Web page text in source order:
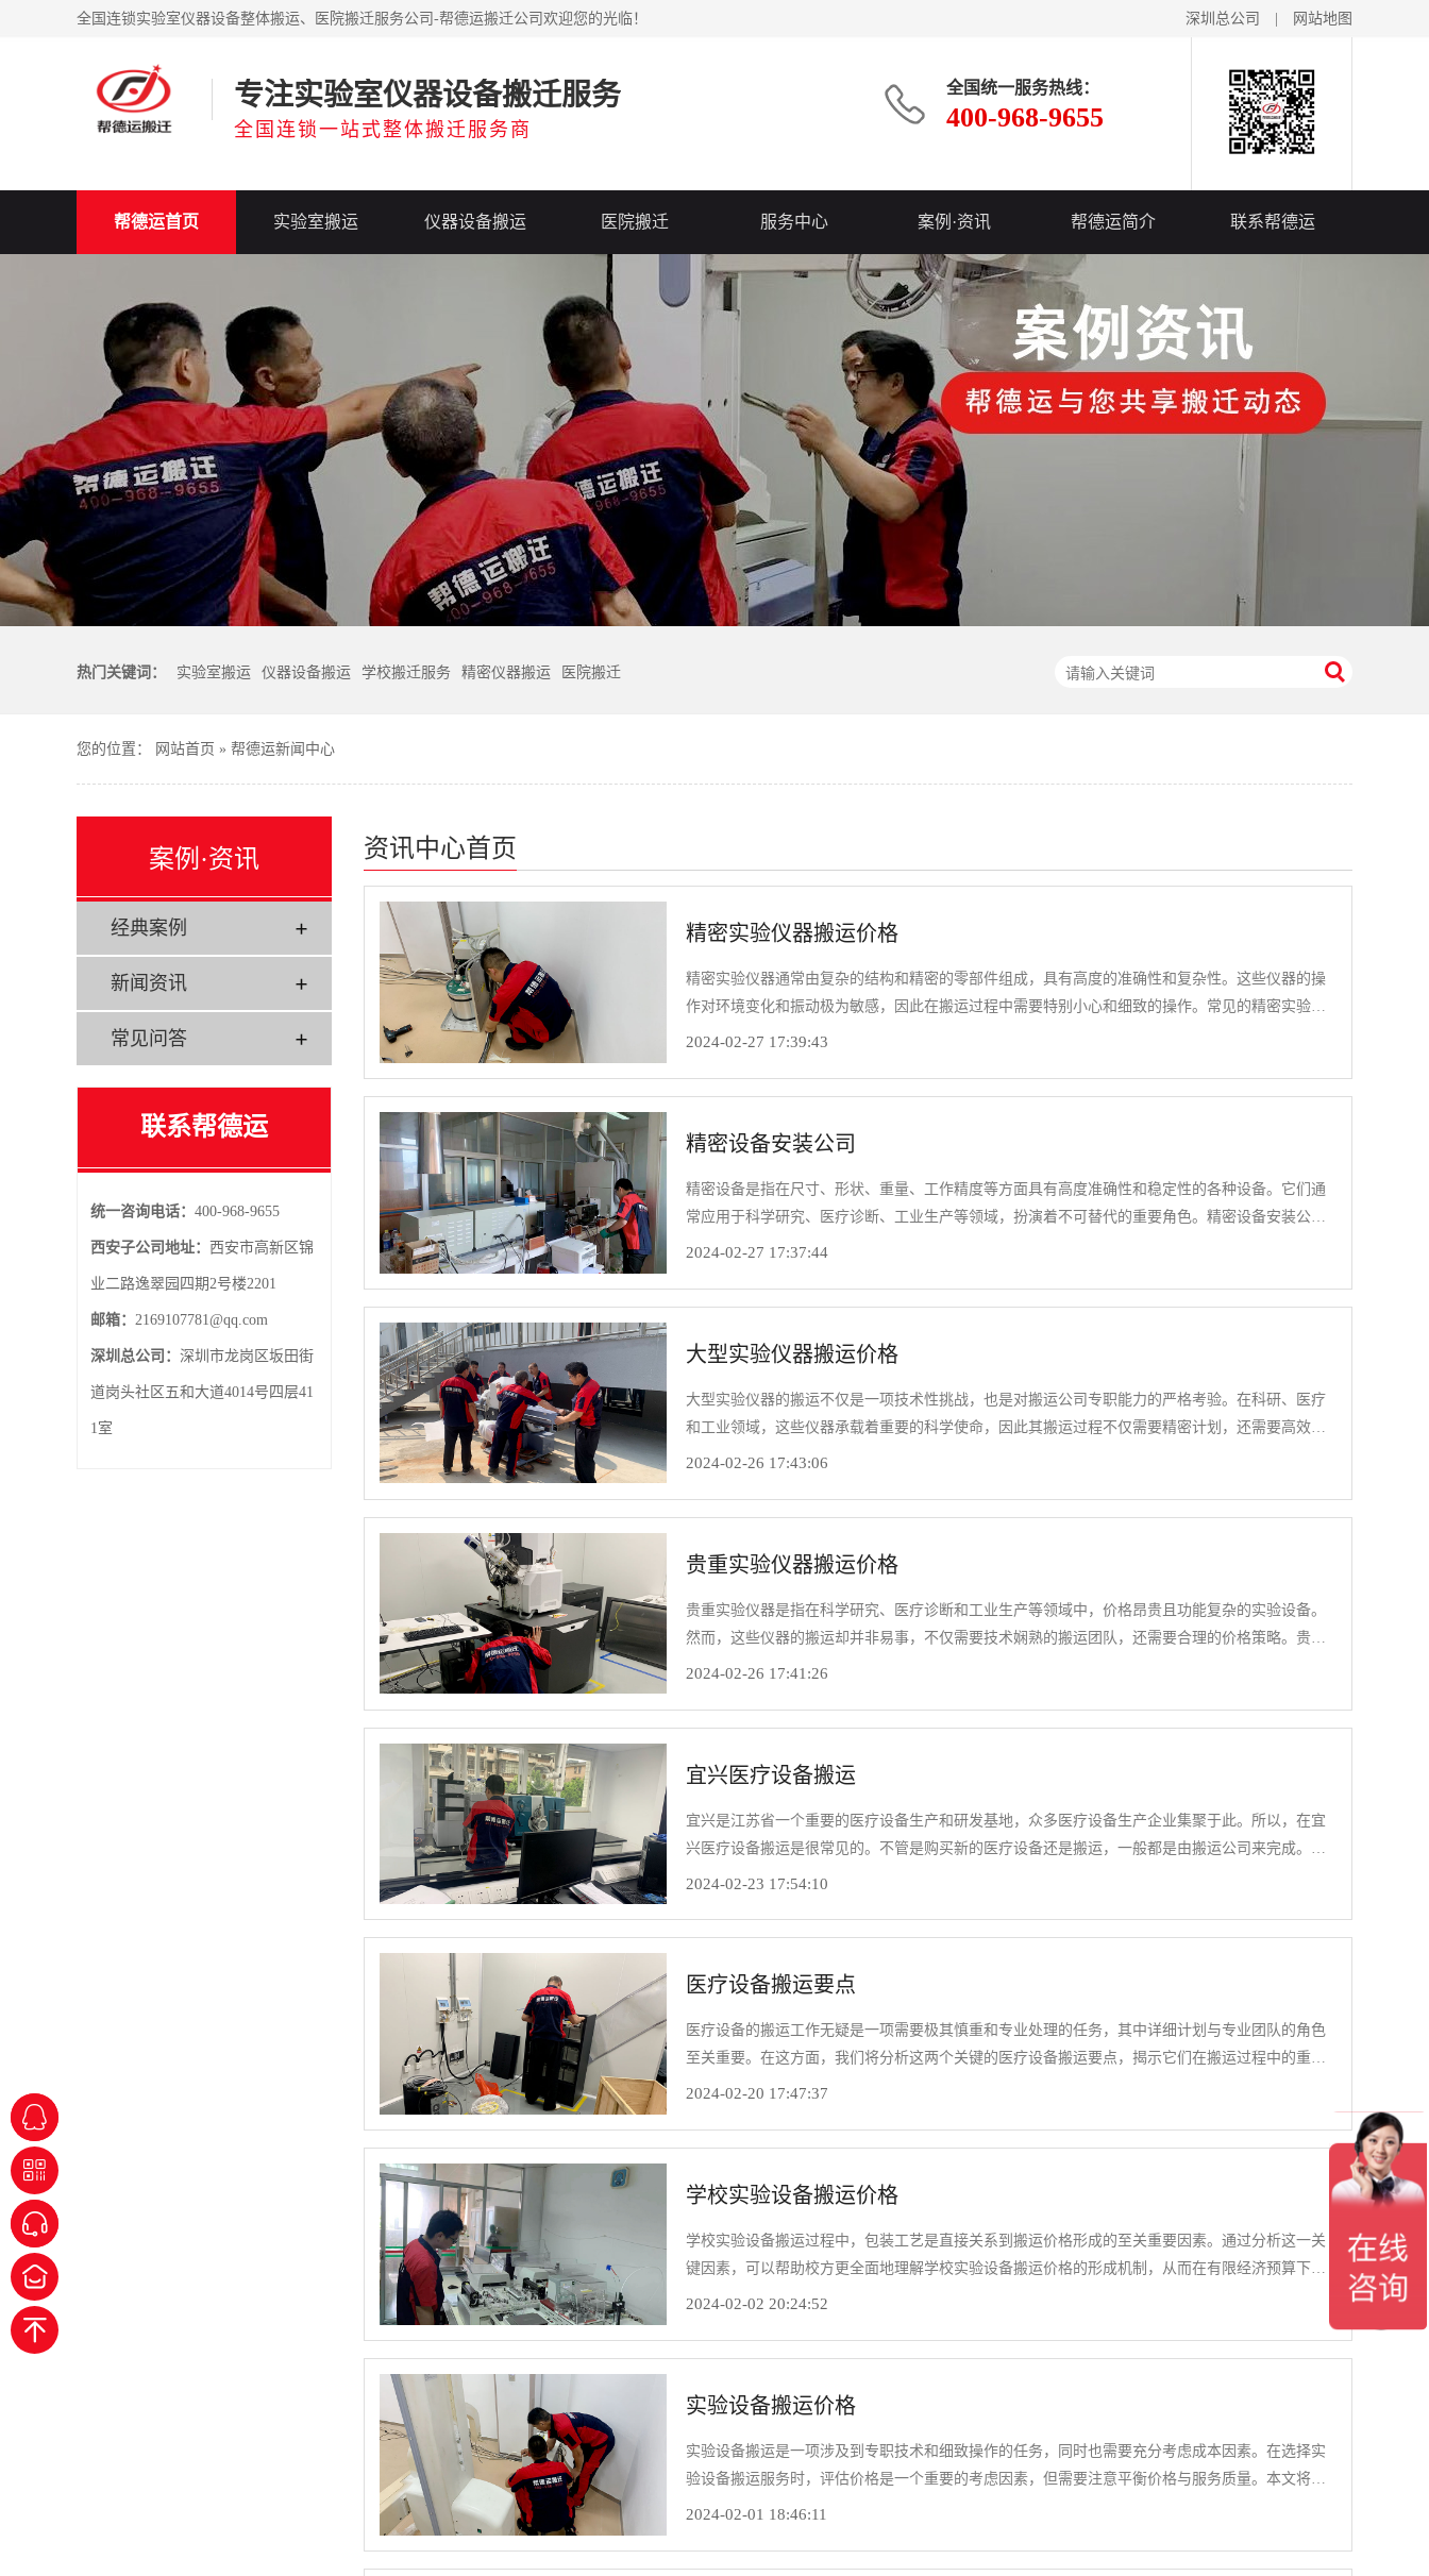
全国连锁实验室仪器设备整体搬运、医院搬迁服务公司-帮德运搬迁公司欢迎您的光临！ 深圳总公司 网站地图
专注实验室仪器设备搬迁服务
全国连锁一站式整体搬迁服务商
全国统一服务热线：
400-968-9655
帮德运首页 实验室搬运 仪器设备搬运 医院搬迁 服务中心 案例·资讯 帮德运简介 联系帮德运
热门关键词： 实验室搬运 仪器设备搬运 学校搬迁服务 精密仪器搬运 医院搬迁
您的位置： 网站首页 » 帮德运新闻中心
资讯中心首页
精密实验仪器搬运价格
精密实验仪器通常由复杂的结构和精密的零部件组成，具有高度的准确性和复杂性。这些仪器的操
作对环境变化和振动极为敏感，因此在搬运过程中需要特别小心和细致的操作。常见的精密实验仪
器包括核磁共振仪、质谱仪、高性能液相色谱仪等。因此，精密实验仪器搬运价格的合理性不仅体
2024-02-27 17:39:43
精密设备安装公司
精密设备是指在尺寸、形状、重量、工作精度等方面具有高度准确性和稳定性的各种设备。它们通
常应用于科学研究、医疗诊断、工业生产等领域，扮演着不可替代的重要角色。精密设备安装公司
则是专门为这些设备提供安装、调试和维护服务的专业机构。
2024-02-27 17:37:44
大型实验仪器搬运价格
大型实验仪器的搬运不仅是一项技术性挑战，也是对搬运公司专职能力的严格考验。在科研、医疗
和工业领域，这些仪器承载着重要的科学使命，因此其搬运过程不仅需要精密计划，还需要高效的
执行和安全保障。针对大型实验仪器搬运价格，需要综合考虑多种因素，以确保价格的合理性和服
2024-02-26 17:43:06
贵重实验仪器搬运价格
贵重实验仪器是指在科学研究、医疗诊断和工业生产等领域中，价格昂贵且功能复杂的实验设备。
然而，这些仪器的搬运却并非易事，不仅需要技术娴熟的搬运团队，还需要合理的价格策略。贵重
实验仪器搬运价格的制定既要考虑到服务的质量和安全性，也需要兼顾经济成本和客户承受能力。
2024-02-26 17:41:26
宜兴医疗设备搬运
宜兴是江苏省一个重要的医疗设备生产和研发基地，众多医疗设备生产企业集聚于此。所以，在宜
兴医疗设备搬运是很常见的。不管是购买新的医疗设备还是搬运，一般都是由搬运公司来完成。因
为医疗设备种类很多，在选择搬运公司时需要了解其业务范围。
2024-02-23 17:54:10
医疗设备搬运要点
医疗设备的搬运工作无疑是一项需要极其慎重和专业处理的任务，其中详细计划与专业团队的角色
至关重要。在这方面，我们将分析这两个关键的医疗设备搬运要点，揭示它们在搬运过程中的重要
性。
2024-02-20 17:47:37
学校实验设备搬运价格
学校实验设备搬运过程中，包装工艺是直接关系到搬运价格形成的至关重要因素。通过分析这一关
键因素，可以帮助校方更全面地理解学校实验设备搬运价格的形成机制，从而在有限经济预算下获
得理想的服务体验。
2024-02-02 20:24:52
实验设备搬运价格
实验设备搬运是一项涉及到专职技术和细致操作的任务，同时也需要充分考虑成本因素。在选择实
验设备搬运服务时，评估价格是一个重要的考虑因素，但需要注意平衡价格与服务质量。本文将深
入探讨如何合理评估实验设备搬运价格，以确保在有限预算内获得相应服务。
2024-02-01 18:46:11
案例·资讯
经典案例
新闻资讯
常见问答
联系帮德运
统一咨询电话： 400-968-9655
西安子公司地址： 西安市高新区锦
业二路逸翠园四期2号楼2201
邮箱： 2169107781@qq.com
深圳总公司： 深圳市龙岗区坂田街
道岗头社区五和大道4014号四层41
1室